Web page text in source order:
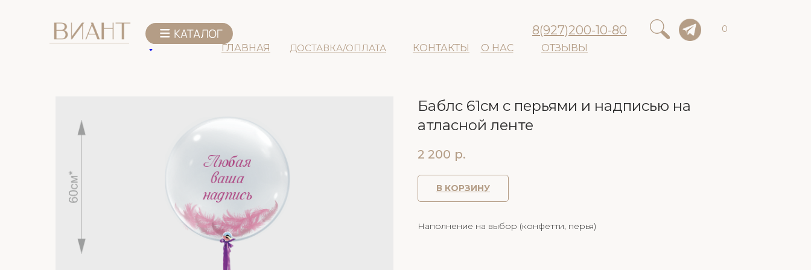
ДОСТАВКА/ОПЛАТА
ГЛАВНАЯ КОНТАКТЫ О НАС ОТЗЫВЫ
8(927)200-10-80 0
Баблс 61см с перьями и надписью на
атласной ленте
2 200 р.
В КОРЗИНУ
Наполнение на выбор (конфетти, перья)